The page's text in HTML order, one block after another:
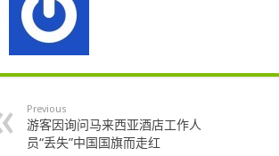
Previous
游客因询问马来西亚酒店工作人
员“丢失”中国国旗而走红